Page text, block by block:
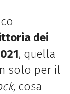
dei
, quella
solo per il
, cosa